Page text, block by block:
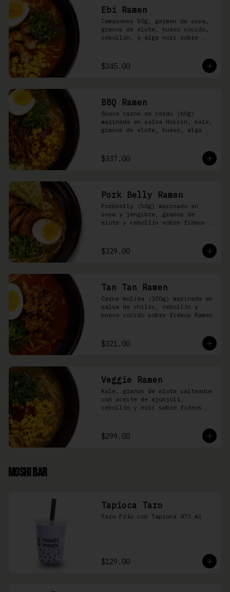
Ebi Ramen
Camarones 50g, germen de soya,
granos de elote, huevo cocido,
cebollín, y alga nori sobre
$345.00
BBQ Ramen
Suave carne de cerdo (60g)
marinada en salsa Hoisin, kale,
granos de elote, huevo, alga
cerdo
$337.00
Pork Belly Ramen
Porkbelly (50g) marinado en
soya y jengibre, granos de
elote y cebollín sobre fideos
$329.00
Tan Tan Ramen
Carne molida (100g) marinada en
salsa de chiles, cebollín y
huevo cocido sobre fideos Ramen
$321.00
Veggie Ramen
Kale, granos de elote salteados
con aceite de ajonjolí,
cebollín y nori sobre fideos
$299.00
Moshi Bar
Tapioca Taro
Taro Frío con Tapioca 473 ml
$129.00